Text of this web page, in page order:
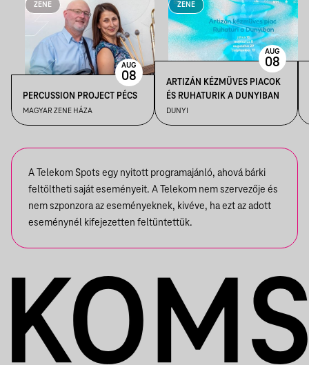
ZENE
PERCUSSION PROJECT PÉCS
MAGYAR ZENE HÁZA
AUG
08
ZENE
ARTIZÁN KÉZMŰVES PIACOK
ÉS RUHATURIK A DUNYIBAN
DUNYI
AUG
08
A Telekom Spots egy nyitott programajánló, ahová bárki
feltöltheti saját eseményeit. A Telekom nem szervezője és
nem szponzora az eseményeknek, kivéve, ha ezt az adott
eseménynél kifejezetten feltüntettük.